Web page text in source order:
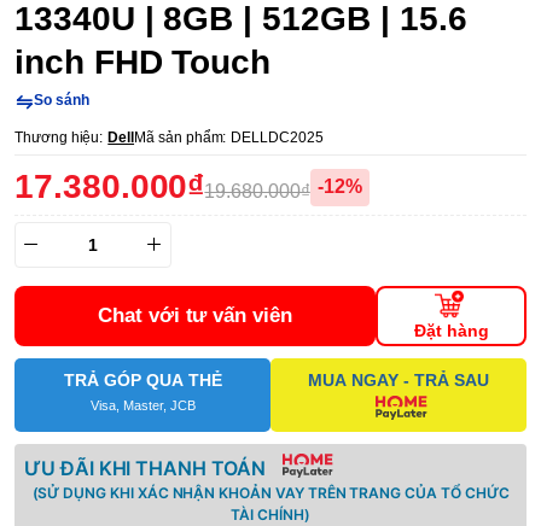
13340U | 8GB | 512GB | 15.6
inch FHD Touch
So sánh
Thương hiệu: Dell Mã sản phẩm: DELLDC2025
17.380.000₫19.680.000₫ -12%
Chat với tư vấn viên
Đặt hàng
TRẢ GÓP QUA THẺ
Visa, Master, JCB
MUA NGAY - TRẢ SAU
ƯU ĐÃI KHI THANH TOÁN
(SỬ DỤNG KHI XÁC NHẬN KHOẢN VAY TRÊN TRANG CỦA TỔ CHỨC
TÀI CHÍNH)